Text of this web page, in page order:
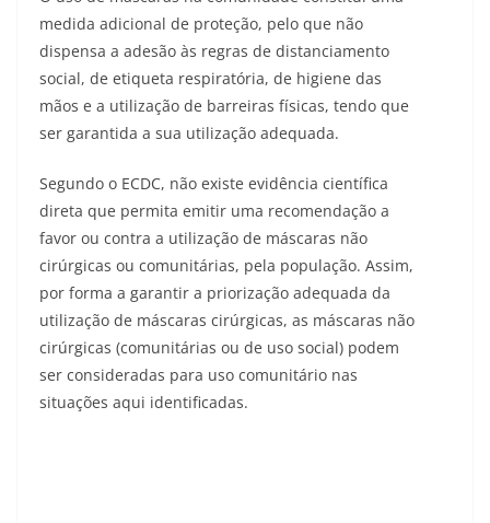
medida adicional de proteção, pelo que não
dispensa a adesão às regras de distanciamento
social, de etiqueta respiratória, de higiene das
mãos e a utilização de barreiras físicas, tendo que
ser garantida a sua utilização adequada.
Segundo o ECDC, não existe evidência científica
direta que permita emitir uma recomendação a
favor ou contra a utilização de máscaras não
cirúrgicas ou comunitárias, pela população. Assim,
por forma a garantir a priorização adequada da
utilização de máscaras cirúrgicas, as máscaras não
cirúrgicas (comunitárias ou de uso social) podem
ser consideradas para uso comunitário nas
situações aqui identificadas.